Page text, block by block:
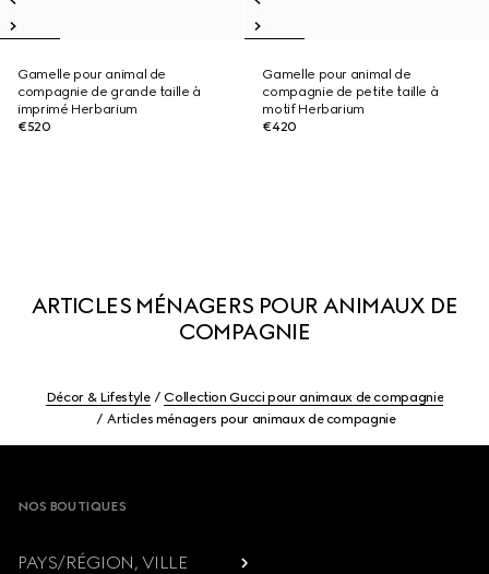
Gamelle pour animal de
compagnie de grande taille à
imprimé Herbarium
€520
Gamelle pour animal de
compagnie de petite taille à
motif Herbarium
€420
ARTICLES MÉNAGERS POUR ANIMAUX DE
COMPAGNIE
Décor & Lifestyle
Collection Gucci pour animaux de compagnie
Articles ménagers pour animaux de compagnie
NOS BOUTIQUES
PAYS/RÉGION, VILLE